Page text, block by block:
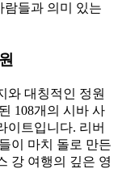
람들과 의미 있는
와 대칭적인 정원
108개의 시바 사
이트입니다. 리버
이 마치 돌로 만든
강 여행의 깊은 영